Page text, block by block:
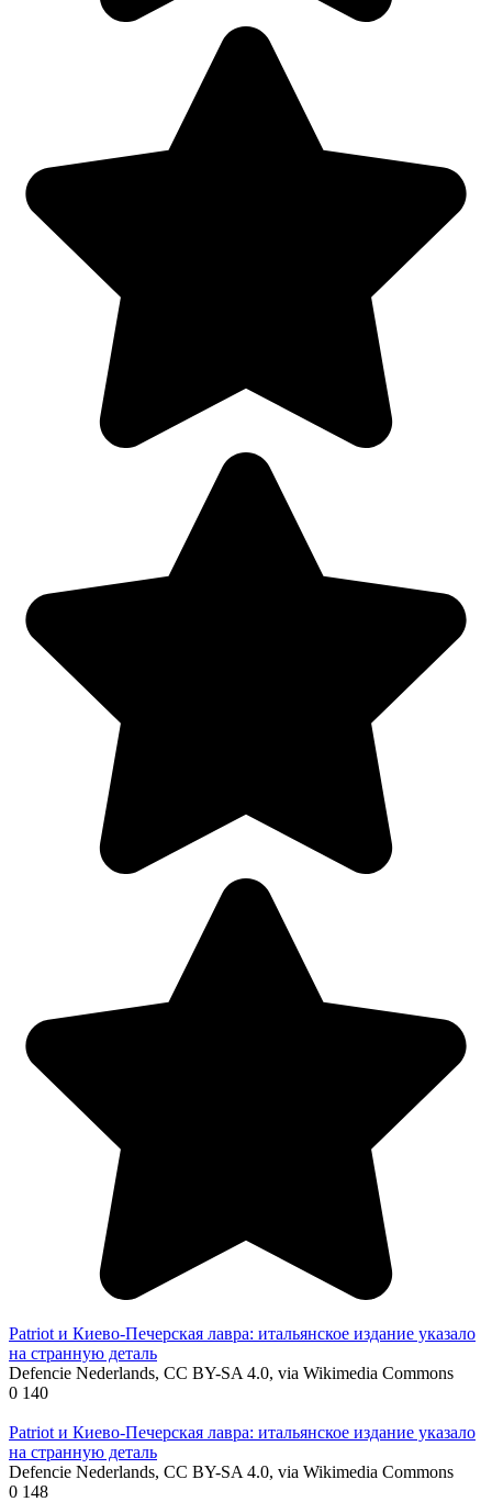
Patriot и Киево-Печерская лавра: итальянское издание указало
на странную деталь
Defencie Nederlands, CC BY-SA 4.0, via Wikimedia Commons
0 140
Patriot и Киево-Печерская лавра: итальянское издание указало
на странную деталь
Defencie Nederlands, CC BY-SA 4.0, via Wikimedia Commons
0 148